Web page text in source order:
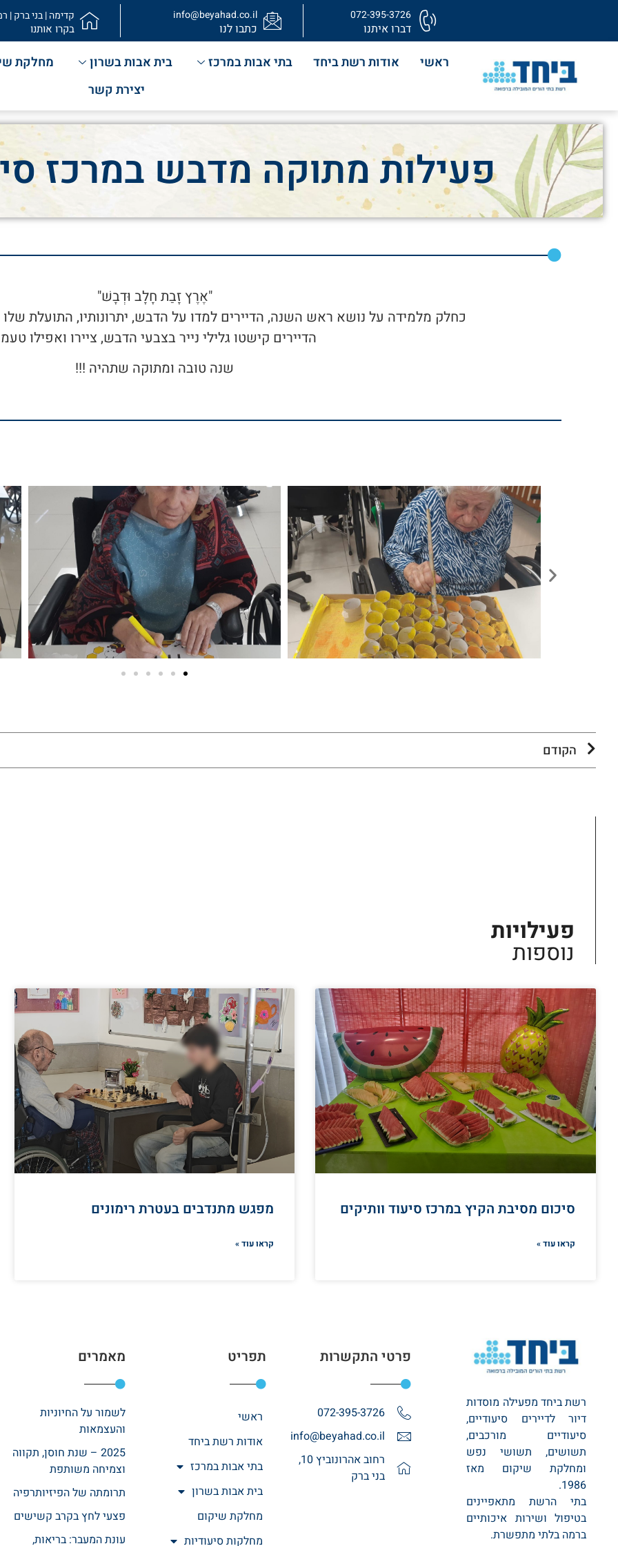
072-395-3726
דברו איתנו
info@beyahad.co.il
כתבו לנו
קדימה | בני ברק |
בקרו אותנו
ראשי אודות רשת ביחד בתי אבות במרכז בית אבות בשרון
מחלקת
יצירת קשר
פעילות מתוקה מדבש במרכז
"אֶרֶץ זָבַת חָלָב וּדְבָשׁ"
כחלק מלמידה על נושא ראש השנה, הדיירים למדו על הדבש, יתרונותיו, התועלת
הדיירים קישטו גלילי נייר בצבעי הדבש, ציירו ואפילו
שנה טובה ומתוקה שתהיה !!!
הקודם
פעילויות
נוספות
סיכום מסיבת הקיץ במרכז סיעוד וותיקים
קראו עוד »
מפגש מתנדבים בעטרת רימונים
קראו עוד »
רשת ביחד מפעילה מוסדות
דיור לדיירים סיעודיים,
סיעודיים מורכבים,
תשושים, תשושי נפש
ומחלקת שיקום מאז
1986.
בתי הרשת מתאפיינים
בטיפול ושירות איכותיים
ברמה בלתי מתפשרת.
פרטי התקשרות
072-395-3726
info@beyahad.co.il
רחוב אהרונוביץ 10,
בני ברק
תפריט
ראשי
אודות רשת ביחד
בתי אבות במרכז
בית אבות בשרון
מחלקת שיקום
מחלקות סיעודיות
מאמרים
לשמור על החיוניות
והעצמאות
2025 – שנת חוסן, תקווה
וצמיחה משותפת
תרומתה של הפיזיותרפיה
פצעי לחץ בקרב קשישים
עונת המעבר: בריאות,